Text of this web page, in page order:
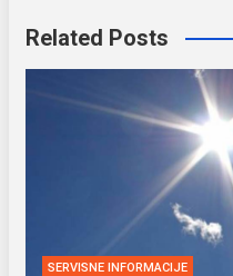
Related Posts
SERVISNE INFORMACIJE